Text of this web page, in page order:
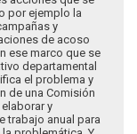
por ejemplo la
y
de acoso
ese marco que se
departamental
el problema y
de una Comisión
y
trabajo anual para